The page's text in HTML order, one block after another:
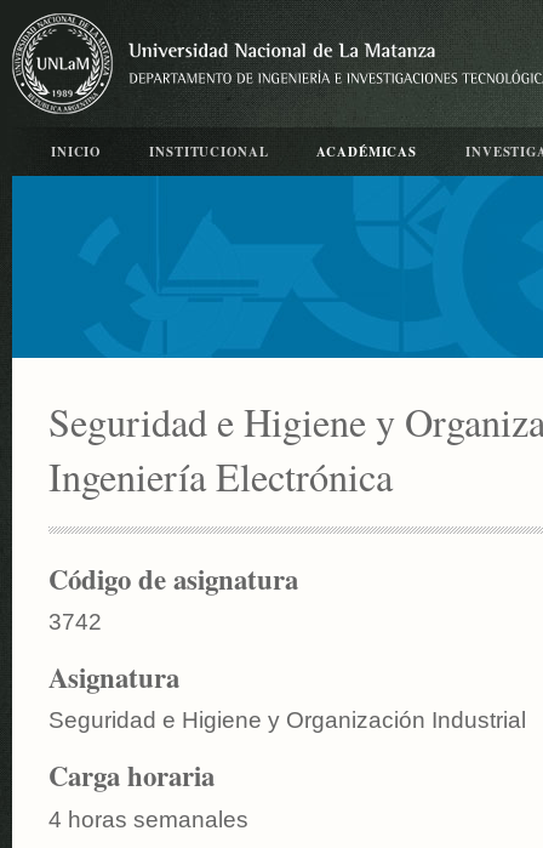
INICIO INSTITUCIONAL ACADÉMICAS
Seguridad e Higiene y
Ingeniería Electrónica
Código de asignatura
3742
Asignatura
Seguridad e Higiene y Organización Industrial
Carga horaria
4 horas semanales